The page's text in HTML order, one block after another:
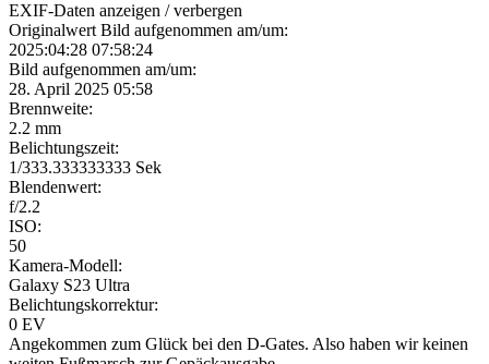
EXIF-Daten anzeigen / verbergen
Originalwert Bild aufgenommen am/um:
2025:04:28 07:58:24
Bild aufgenommen am/um:
28. April 2025 05:58
Brennweite:
2.2 mm
Belichtungszeit:
1/333.333333333 Sek
Blendenwert:
f/2.2
ISO:
50
Kamera-Modell:
Galaxy S23 Ultra
Belichtungskorrektur:
0 EV
Angekommen zum Glück bei den D-Gates. Also haben wir keinen